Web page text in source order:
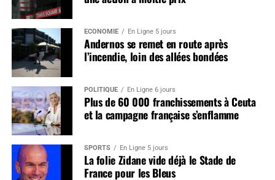
ÉCONOMIE En Ligne 5 jours
Andernos se remet en route après
l’incendie, loin des allées bondées
POLITIQUE En Ligne 6 jours
Plus de 60 000 franchissements à Ceuta
et la campagne française s’enflamme
SPORTS En Ligne 5 jours
La folie Zidane vide déjà le Stade de
France pour les Bleus